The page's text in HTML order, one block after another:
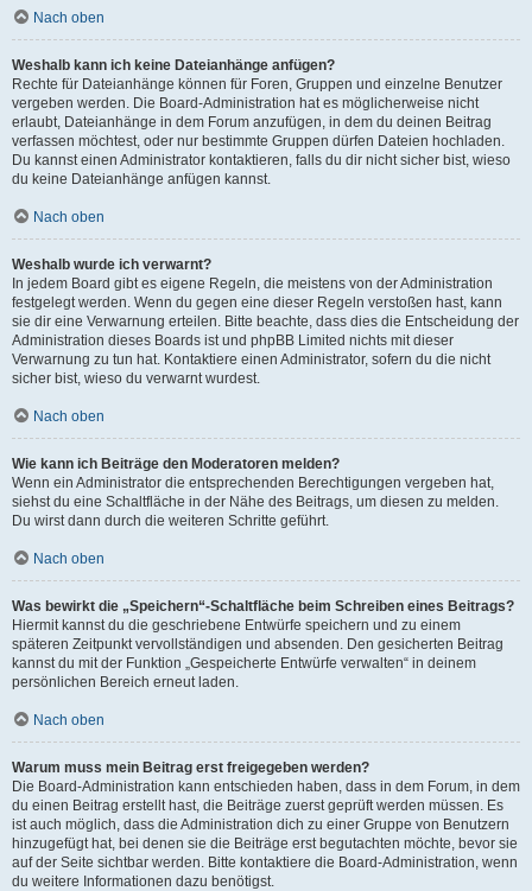
Nach oben
Weshalb kann ich keine Dateianhänge anfügen?
Rechte für Dateianhänge können für Foren, Gruppen und einzelne Benutzer
vergeben werden. Die Board-Administration hat es möglicherweise nicht
erlaubt, Dateianhänge in dem Forum anzufügen, in dem du deinen Beitrag
verfassen möchtest, oder nur bestimmte Gruppen dürfen Dateien hochladen.
Du kannst einen Administrator kontaktieren, falls du dir nicht sicher bist, wieso
du keine Dateianhänge anfügen kannst.
Nach oben
Weshalb wurde ich verwarnt?
In jedem Board gibt es eigene Regeln, die meistens von der Administration
festgelegt werden. Wenn du gegen eine dieser Regeln verstoßen hast, kann
sie dir eine Verwarnung erteilen. Bitte beachte, dass dies die Entscheidung der
Administration dieses Boards ist und phpBB Limited nichts mit dieser
Verwarnung zu tun hat. Kontaktiere einen Administrator, sofern du die nicht
sicher bist, wieso du verwarnt wurdest.
Nach oben
Wie kann ich Beiträge den Moderatoren melden?
Wenn ein Administrator die entsprechenden Berechtigungen vergeben hat,
siehst du eine Schaltfläche in der Nähe des Beitrags, um diesen zu melden.
Du wirst dann durch die weiteren Schritte geführt.
Nach oben
Was bewirkt die „Speichern“-Schaltfläche beim Schreiben eines Beitrags?
Hiermit kannst du die geschriebene Entwürfe speichern und zu einem
späteren Zeitpunkt vervollständigen und absenden. Den gesicherten Beitrag
kannst du mit der Funktion „Gespeicherte Entwürfe verwalten“ in deinem
persönlichen Bereich erneut laden.
Nach oben
Warum muss mein Beitrag erst freigegeben werden?
Die Board-Administration kann entschieden haben, dass in dem Forum, in dem
du einen Beitrag erstellt hast, die Beiträge zuerst geprüft werden müssen. Es
ist auch möglich, dass die Administration dich zu einer Gruppe von Benutzern
hinzugefügt hat, bei denen sie die Beiträge erst begutachten möchte, bevor sie
auf der Seite sichtbar werden. Bitte kontaktiere die Board-Administration, wenn
du weitere Informationen dazu benötigst.